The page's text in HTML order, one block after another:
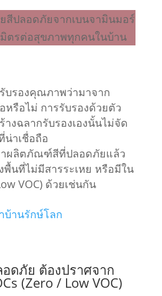
บรองคุณภาพว่ามาจาก
หรือไม่ การรับรองด้วยตัว
างฉลากรับรองเองนั้นไม่จัด
น่าเชื่อถือ
าผลิตภัณฑ์สีที่ปลอดภัยแล้ว
พื้นที่ไม่มีสารระเหย หรือมีใน
VOC) ด้วยเช่นกัน
บ้านรักษ์โลก
ดภัย ต้องปราศจาก
(Zero / Low VOC)